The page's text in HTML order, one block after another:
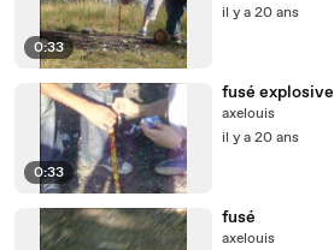
0:33
il y a 20 ans
0:33
fusé explosive
axelouis
il y a 20 ans
fusé
axelouis